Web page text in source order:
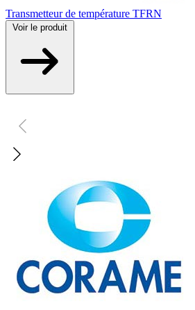
Transmetteur de température TFRN
Voir le produit